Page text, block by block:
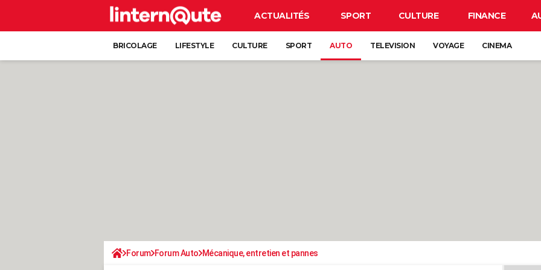
ACTUALITÉS SPORT CULTURE FINANCE
BRICOLAGE LIFESTYLE CULTURE SPORT AUTO TELEVISION VOYAGE CINEMA
Forum Forum Auto Mécanique, entretien et pannes